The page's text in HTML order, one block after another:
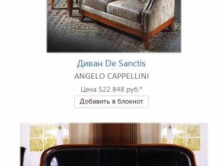
Диван De Sanctis
ANGELO CAPPELLINI
Цена 522 848 руб.*
Добавить в блокнот